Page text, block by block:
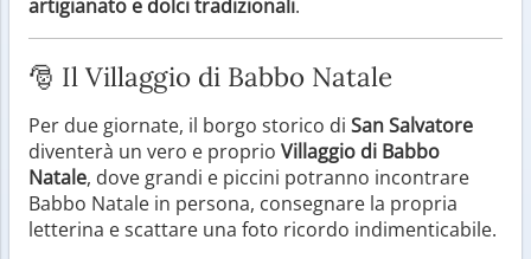
artigianato e dolci tradizionali.
🎅 Il Villaggio di Babbo Natale
Per due giornate, il borgo storico di San Salvatore
diventerà un vero e proprio Villaggio di Babbo
Natale, dove grandi e piccini potranno incontrare
Babbo Natale in persona, consegnare la propria
letterina e scattare una foto ricordo indimenticabile.